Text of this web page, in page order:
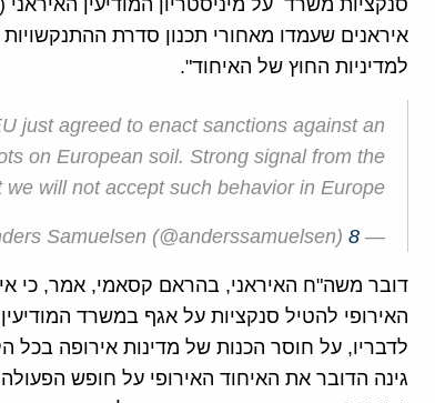
איראנים שעמדו מאחורי תכנון סדרת
למדיניות החוץ של האיחוד".
just agreed to enact sanctions against an
on European soil. Strong signal from the
we will not accept such behavior in Europe.
— Anders Samuelsen (@anderssamuelsen) 8 בינואר 2019
דובר משה"ח האיראני, בהראם קסאמי, אמר, כי
האירופי להטיל סנקציות על אגף במשרד
לדבריו, על חוסר הכנות של מדינות אירופה
גינה הדובר את האיחוד האירופי על חופש